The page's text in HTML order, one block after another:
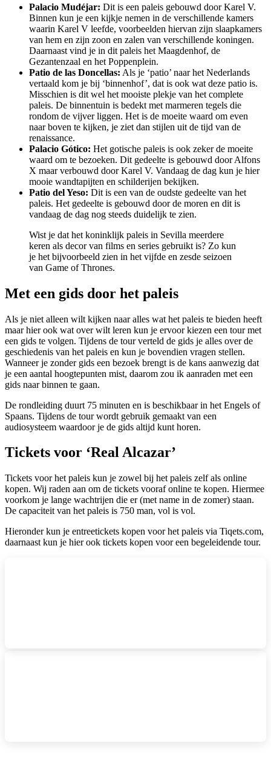
Palacio Mudéjar: Dit is een paleis gebouwd door Karel V.
Binnen kun je een kijkje nemen in de verschillende kamers
waarin Karel V leefde, voorbeelden hiervan zijn slaapkamers
van hem en zijn zoon en zalen van verschillende koningen.
Daarnaast vind je in dit paleis het Maagdenhof, de
Gezantenzaal en het Poppenplein.
Patio de las Doncellas: Als je ‘patio’ naar het Nederlands
vertaald kom je bij ‘binnenhof’, dat is ook wat deze patio is.
Misschien is dit wel het mooiste plekje van het complete
paleis. De binnentuin is bedekt met marmeren tegels die
rondom de vijver liggen. Het is de moeite waard om even
naar boven te kijken, je ziet dan stijlen uit de tijd van de
renaissance.
Palacio Gótico: Het gotische paleis is ook zeker de moeite
waard om te bezoeken. Dit gedeelte is gebouwd door Alfons
X maar verbouwd door Karel V. Vandaag de dag kun je hier
mooie wandtapijten en schilderijen bekijken.
Patio del Yeso: Dit is een van de oudste gedeelte van het
paleis. Het gedeelte is gebouwd door de moren en dit is
vandaag de dag nog steeds duidelijk te zien.
Wist je dat het koninklijk paleis in Sevilla meerdere
keren als decor van films en series gebruikt is? Zo kun
je het bijvoorbeeld zien in het vijfde en zesde seizoen
van Game of Thrones.
Met een gids door het paleis
Als je niet alleen wilt kijken naar alles wat het paleis te bieden heeft
maar hier ook wat over wilt leren kun je ervoor kiezen een tour met
een gids te volgen. Tijdens de tour verteld de gids je alles over de
geschiedenis van het paleis en kun je bovendien vragen stellen.
Wanneer je zonder gids een bezoek brengt is de kans aanwezig dat
je een aantal hoogtepunten mist, daarom zou ik aanraden met een
gids naar binnen te gaan.
De rondleiding duurt 75 minuten en is beschikbaar in het Engels of
Spaans. Tijdens de tour wordt gebruik gemaakt van een
audiosysteem waardoor je de gids altijd kunt horen.
Tickets voor ‘Real Alcazar’
Tickets voor het paleis kun je zowel bij het paleis zelf als online
kopen. Wij raden aan om de tickets vooraf online te kopen. Hiermee
voorkom je lange wachtrijen die er (met name in de zomer) staan.
De capaciteit van het paleis is 750 man, vol is vol.
Hieronder kun je entreetickets kopen voor het paleis via Tiqets.com,
daarnaast kun je hier ook tickets kopen voor een begeleidende tour.